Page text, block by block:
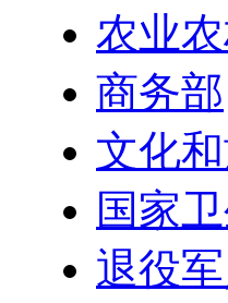
农业
商务部
文化
国家
退役